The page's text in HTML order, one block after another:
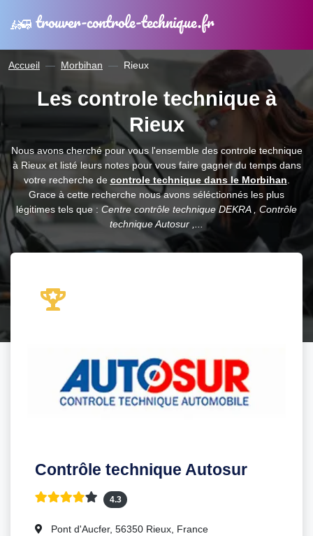
trouver-controle-technique.fr
Accueil Morbihan Rieux
Les controle technique à
Rieux
Nous avons cherché pour vous l'ensemble des controle technique
à Rieux et listé leurs notes pour vous faire gagner du temps dans
votre recherche de controle technique dans le Morbihan
Grace à cette recherche nous avons séléctionnés les plus
légitimes tels que : Centre contrôle technique DEKRA , Contrôle
technique Autosur ,...
Contrôle technique Autosur
4.3
Pont d'Aucfer, 56350 Rieux, France